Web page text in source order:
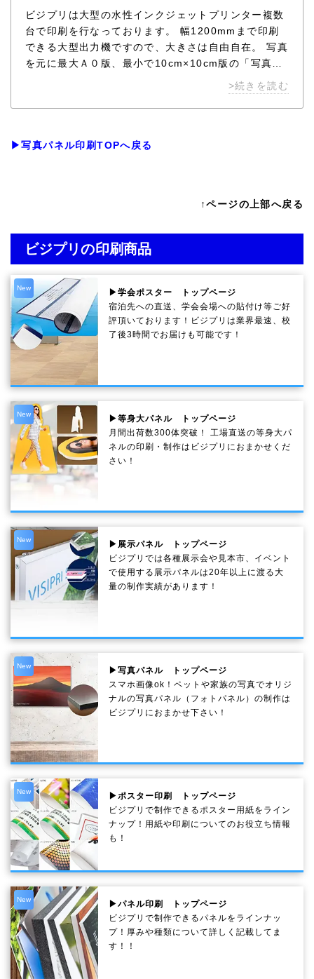
ビジプリは大型の水性インクジェットプリンター複数
台で印刷を行なっております。 幅1200mmまで印刷
できる大型出力機ですので、大きさは自由自在。 写真
を元に最大Ａ０版、最小で10cm×10cm版の「写真パ
ネル」を、１枚から製作いたします。 料金表にないサ
イズをご希望のお客様も、ぜひお問合せください。
>続きを読む
▶写真パネル印刷TOPへ戻る
↑ページの上部へ戻る
ビジプリの印刷商品
New
▶学会ポスター トップページ
宿泊先への直送、学会会場への貼付け等ご好
評頂いております！ビジプリは業界最速、校
了後3時間でお届けも可能です！
New
▶等身大パネル トップページ
月間出荷数300体突破！ 工場直送の等身大パ
ネルの印刷・制作は ビジプリ におまかせくだ
さい！
New
▶展示パネル トップページ
ビジプリでは各種展示会や見本市、イベント
で使用する展示パネルは20年以上に渡る大
量の制作実績があります！
New
▶写真パネル トップページ
スマホ画像ok！ペットや家族の写真でオリジ
ナルの写真パネル（フォトパネル）の制作は
ビジプリにおまかせ下さい！
New
▶ポスター印刷 トップページ
ビジプリで制作できるポスター用紙をライン
ナップ！用紙や印刷についてのお役立ち情報
も！
New
▶パネル印刷 トップページ
ビジプリで制作できるパネルをラインナッ
プ！厚みや種類について詳しく記載してま
す！！